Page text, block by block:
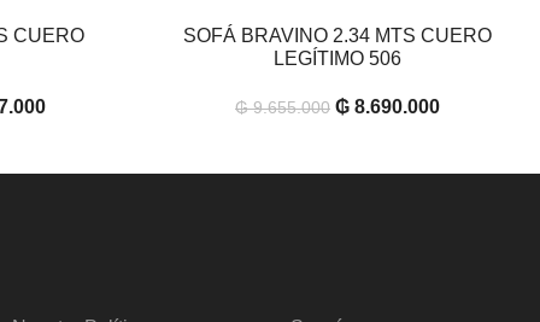
CUERO AÑADIR AL CARRITO
SOFÁ BRAVINO 2.34 MTS CUERO
LEGÍTIMO 506
₲9.655.000 ₲ 8.690.000